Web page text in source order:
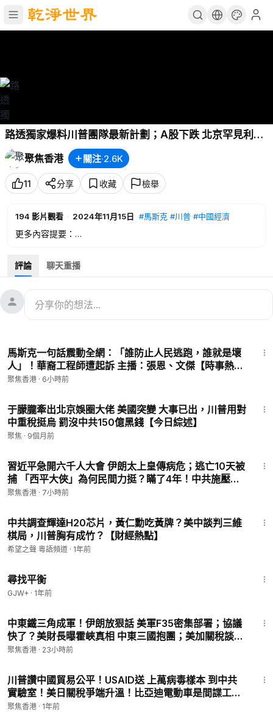
路透獨家爆料川普團隊最新計劃；A股下跌 北京罕見利好
難挽救 主播：魏凌【財經世界】
聚焦香港
關注·2.6K
11 分享 收藏 檢舉
194 影片觀看 · 2024年11月15日 #馬斯克 #川普 #中國經濟
更多內容提要：
00:06
市場綜述：市場熱情被消磨 美元強勢依舊
03:44
07:15 A股下跌 北京罕見利好難挽救
09:11
13:16塵埃落定！拜登宣布對台積電補助
希望之聲TV「財經早報」節目，為您帶來全球最新最快、最真實
動向。
#馬斯克 #川普
㊙️爆料郵箱 ►sohtv99@gmail.com
🌻🎈透過Patreon（https://www.patreon.com/SoundofHopeN
ews）支持我們，您的支持將是我們創作出好作品的動力。您也
🚗捐車網址 ►
https://donatecarsoh.org☎️捐車熱線：855-
578-0088
🤝廣告合作洽談 ► soh-tv@soundofhope.org
💟捐助我們 ►
https://donorbox.org/soh-tv-2
評論 聊天重播
馬斯克一句話震動全網：「誰防止人民逃跑，誰就是壞
人」！華裔工程師遭起訴 主播：張恩、文傑【時事熱
評】
聚焦香港 · 6小時前
于朦朧牽出北京娛圈大佬 美國突變 大事已出，川普用對
中重稅挺烏 罰沒中共150億黑錢【今日綜述】
聚焦 · 9個月前
習近平急開六千人大會 伊朗太上皇傳病危；逃亡10天被
捕 「西平大俠」為何民間力挺？瞞了4年！中共施壓逼
出AZ專機 台灣人當年有多痛？【今日新聞】
聚焦香港 · 7小時前
中共調查輝達H20芯片，黃仁勳吃黃牌？美中談判三維
棋局，川普胸有成竹？【財經熱點】
希望之聲 粵語頻道 · 1年前
尋找平衡
GJW+ · 1年前
中東鐵三角成軍！伊朗放狠話 美軍F35密集部署；協議
快了？美財長曝霍峽真相 中東三國抱團；美加關稅談判
加速 8月19日成關鍵節點【今日看點】
聚焦香港 · 23小時前
川普讚中國貿易公平！USAID送 上萬病毒樣本 到中共
實驗室！美日關稅爭端升溫！比亞迪電動車是間諜工
具？特曼太陽谷對決札克伯格！中國6月PPI暴跌！川普
聚焦香港 · 1年前